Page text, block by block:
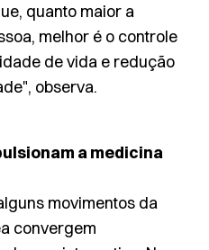
quanto maior a
melhor é o controle
de vida e redução
observa.
a medicina
movimentos da
convergem